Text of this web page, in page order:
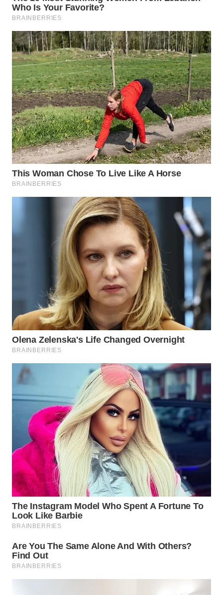
WN
TEBING
TINGGI
WN
PAKPAK
WN
KARAWANG
WN
BEKASI
WN
WN
SAMOSIR
WN
PADANG
WN
SUMEDANG
WN
CIANJUR
WN
KEPULAUAN
SERIBU
WN
TANGERANG
WN
BINJAI
WN